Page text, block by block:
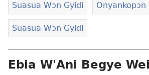
Suasua Wɔn Gyidi Onyankopɔn
Suasua Wɔn Gyidi
Ebia W'Ani Begye